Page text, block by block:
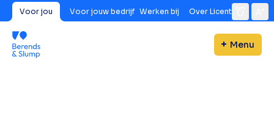
Voor jou Voor jouw bedrijf Werken bij Over Licent
Menu